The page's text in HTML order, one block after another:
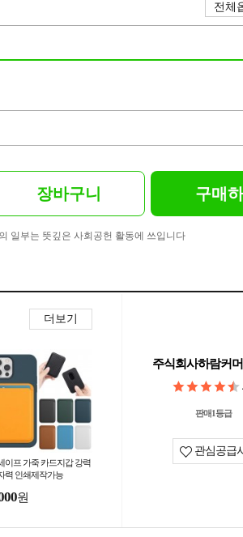
전체
장바구니 구매
일부는 뜻깊은 사회공헌 활동에 쓰입니다
더보기
이프 가죽 카드지갑 강력
력 인쇄제작가능
원
주식회사하람커
판매1등급
관심공급